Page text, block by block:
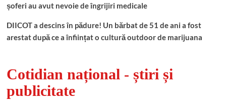
șoferi au avut nevoie de îngrijiri medicale
DIICOT a descins în pădure! Un bărbat de 51 de ani a fost
arestat după ce a înființat o cultură outdoor de marijuana
Cotidian național - știri și
publicitate